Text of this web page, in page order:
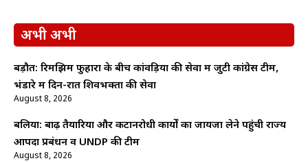
अभी अभी
बड़ौत: रिमझिम फुहारों के बीच कांवड़ियों की सेवा में जुटी कांग्रेस टीम,
भंडारे में दिन-रात शिवभक्तों की सेवा
August 8, 2026
बलिया: बाढ़ तैयारियों और कटानरोधी कार्यों का जायजा लेने पहुंची राज्य
आपदा प्रबंधन व UNDP की टीम
August 8, 2026